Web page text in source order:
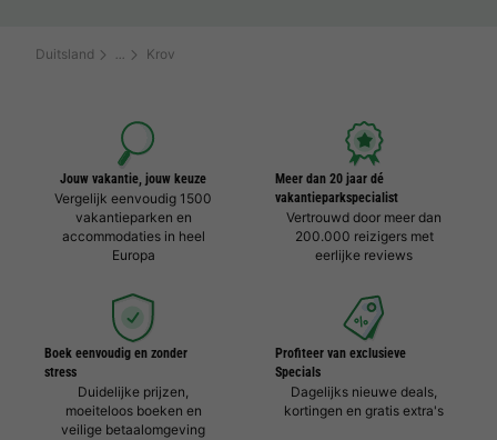
Duitsland Krov
Jouw vakantie, jouw keuze
Vergelijk eenvoudig 1500
vakantieparken en
accommodaties in heel
Europa
Meer dan 20 jaar dé
vakantieparkspecialist
Vertrouwd door meer dan
200.000 reizigers met
eerlijke reviews
Boek eenvoudig en zonder
stress
Duidelijke prijzen,
moeiteloos boeken en
veilige betaalomgeving
Profiteer van exclusieve
Specials
Dagelijks nieuwe deals,
kortingen en gratis extra's